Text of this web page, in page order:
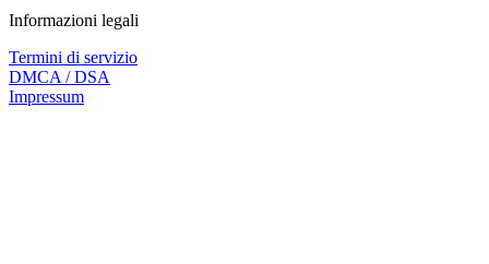
Informazioni legali
Termini di servizio
DMCA / DSA
Impressum